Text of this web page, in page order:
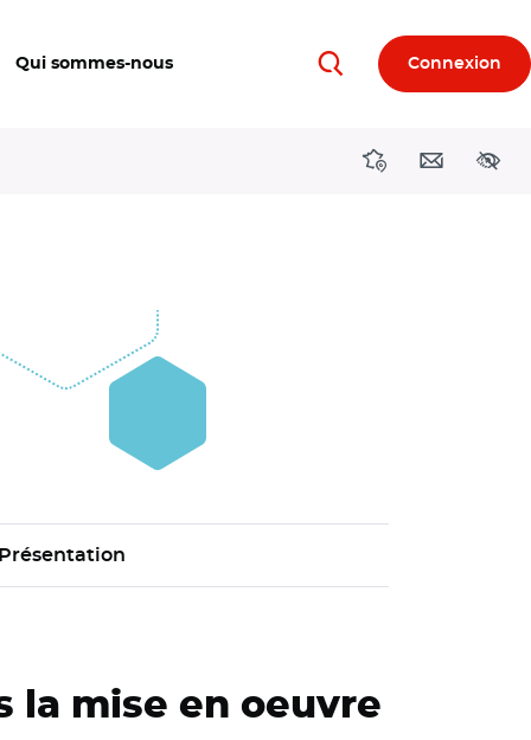
Qui sommes-nous RechercherConnexion
DirectionsContact
la mise en oeuvre